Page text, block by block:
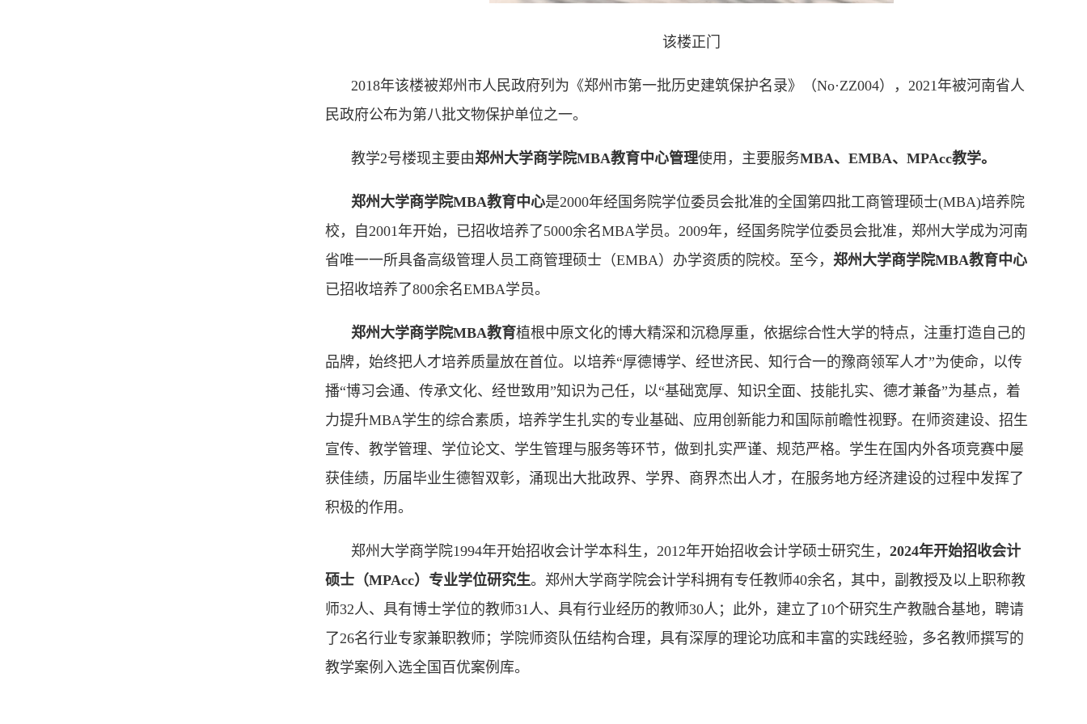
该楼正门
2018年该楼被郑州市人民政府列为《郑州市第一批历史建筑保护名录》（No·ZZ004），2021年被河南省人
民政府公布为第八批文物保护单位之一。
教学2号楼现主要由郑州大学商学院MBA教育中心管理使用，主要服务MBA、EMBA、MPAcc教学。
郑州大学商学院MBA教育中心是2000年经国务院学位委员会批准的全国第四批工商管理硕士(MBA)培养院
校，自2001年开始，已招收培养了5000余名MBA学员。2009年，经国务院学位委员会批准，郑州大学成为河南
省唯一一所具备高级管理人员工商管理硕士（EMBA）办学资质的院校。至今， 郑州大学商学院MBA教育中心
已招收培养了800余名EMBA学员。
郑州大学商学院MBA教育植根中原文化的博大精深和沉稳厚重，依据综合性大学的特点，注重打造自己的
品牌，始终把人才培养质量放在首位。以培养“厚德博学、经世济民、知行合一的豫商领军人才”为使命，以传
播“博习会通、传承文化、经世致用”知识为己任，以“基础宽厚、知识全面、技能扎实、德才兼备”为基点，着
力提升MBA学生的综合素质，培养学生扎实的专业基础、应用创新能力和国际前瞻性视野。在师资建设、招生
宣传、教学管理、学位论文、学生管理与服务等环节，做到扎实严谨、规范严格。学生在国内外各项竞赛中屡
获佳绩，历届毕业生德智双彰，涌现出大批政界、学界、商界杰出人才，在服务地方经济建设的过程中发挥了
积极的作用。
郑州大学商学院1994年开始招收会计学本科生，2012年开始招收会计学硕士研究生， 2024年开始招收会计
硕士（MPAcc）专业学位研究生。郑州大学商学院会计学科拥有专任教师40余名，其中，副教授及以上职称教
师32人、具有博士学位的教师31人、具有行业经历的教师30人；此外，建立了10个研究生产教融合基地，聘请
了26名行业专家兼职教师；学院师资队伍结构合理，具有深厚的理论功底和丰富的实践经验，多名教师撰写的
教学案例入选全国百优案例库。